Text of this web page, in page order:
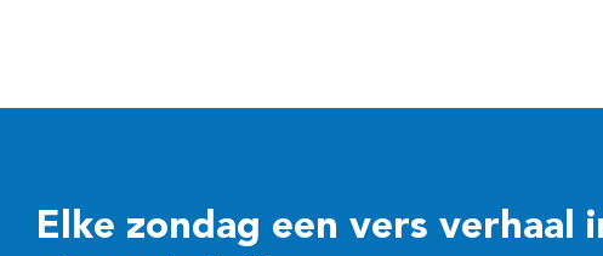
Elke zondag een vers verhaal